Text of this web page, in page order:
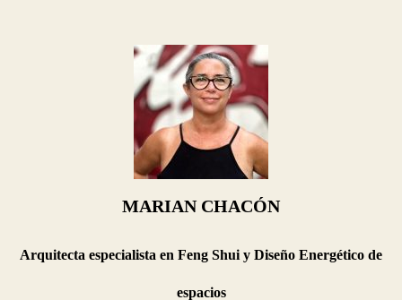
MARIAN CHACÓN
Arquitecta especialista en Feng Shui y Diseño Energético de
espacios